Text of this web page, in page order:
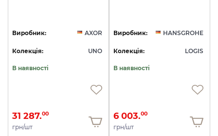
Виробник: AXOR
Колекція: UNO
В наявності
31 287.00
грн/шт
Виробник: HANSGROHE
Колекція: LOGIS
В наявності
6 003.00
грн/шт